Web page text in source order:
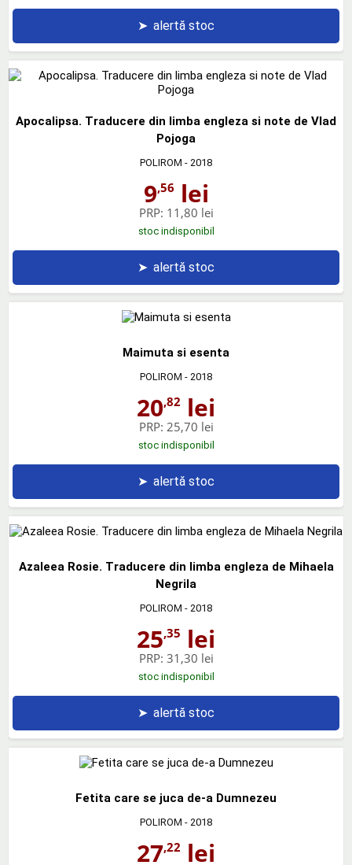
➤ alertă stoc
Apocalipsa. Traducere din limba engleza si note de Vlad
Pojoga
POLIROM - 2018
9,56 lei
PRP: 11,80 lei
stoc indisponibil
➤ alertă stoc
Maimuta si esenta
POLIROM - 2018
20,82 lei
PRP: 25,70 lei
stoc indisponibil
➤ alertă stoc
Azaleea Rosie. Traducere din limba engleza de Mihaela
Negrila
POLIROM - 2018
25,35 lei
PRP: 31,30 lei
stoc indisponibil
➤ alertă stoc
Fetita care se juca de-a Dumnezeu
POLIROM - 2018
27,22 lei